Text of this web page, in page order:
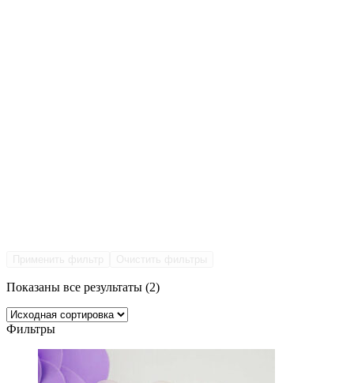
Показаны все результаты (2)
Фильтры